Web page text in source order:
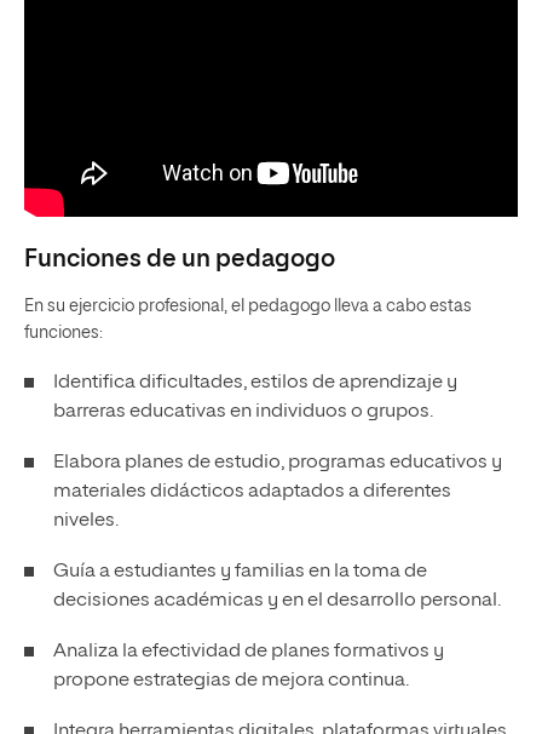
Funciones de un pedagogo
En su ejercicio profesional, el pedagogo lleva a cabo estas
funciones:
Identifica dificultades, estilos de aprendizaje y
barreras educativas en individuos o grupos.
Elabora planes de estudio, programas educativos y
materiales didácticos adaptados a diferentes
niveles.
Guía a estudiantes y familias en la toma de
decisiones académicas y en el desarrollo personal.
Analiza la efectividad de planes formativos y
propone estrategias de mejora continua.